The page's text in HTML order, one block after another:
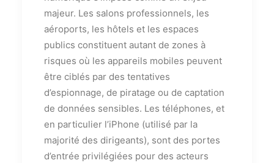
majeur. Les salons professionnels, les
aéroports, les hôtels et les espaces
publics constituent autant de zones à
risques où les appareils mobiles peuvent
être ciblés par des tentatives
d’espionnage, de piratage ou de captation
de données sensibles. Les téléphones, et
en particulier l’iPhone (utilisé par la
majorité des dirigeants), sont des portes
d’entrée privilégiées pour des acteurs